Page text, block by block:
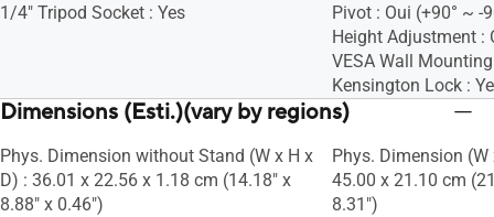
1/4" Tripod Socket : Yes
Pivot : Oui (+90° ~ -
Height Adjustment :
VESA Wall
Kensington Lock :
Dimensions (Esti.)(vary by regions)
Phys. Dimension without Stand (W x H x
D) : 36.01 x 22.56 x 1.18 cm (14.18" x
8.88" x 0.46")
Phys. Dimension
45.00 x 21.10 cm
8.31")